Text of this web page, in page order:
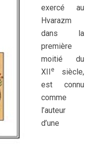
exercé au
Hvarazm
dans la
première
moitié du
XIIe
siècle,
est connu
comme
l’auteur
d’une